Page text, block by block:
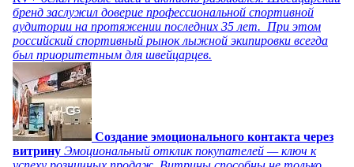
бренд заслужил доверие профессиональной спортивной
аудитории на протяжении последних 35 лет. При этом
российский спортивный рынок лыжной экипировки всегда
был приоритетным для швейцарцев.
Создание эмоционального контакта через
витрину Эмоциональный отклик покупателей — ключ к